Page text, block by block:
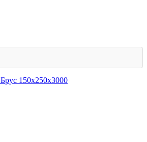
Брус 150х250х3000